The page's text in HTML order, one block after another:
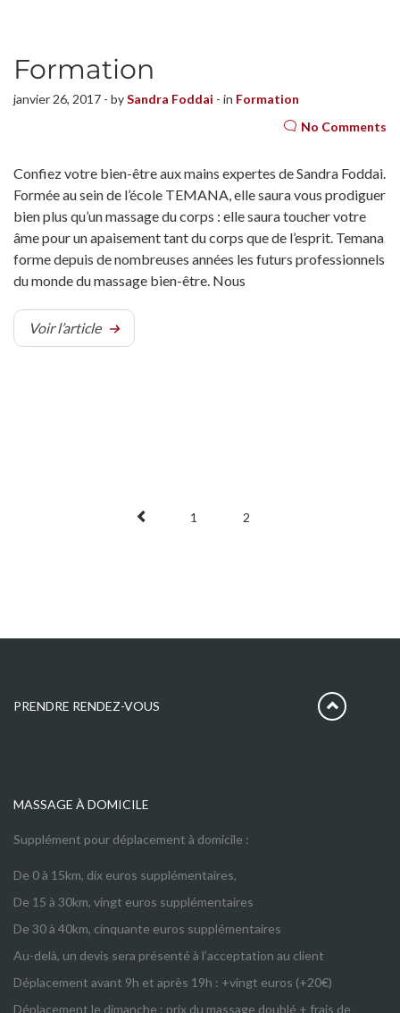
Formation
janvier 26, 2017 - bySandra Foddai - in Formation
No Comments
Confiez votre bien-être aux mains expertes de Sandra Foddai.
Formée au sein de l’école TEMANA, elle saura vous prodiguer
bien plus qu’un massage du corps : elle saura toucher votre
âme pour un apaisement tant du corps que de l’esprit. Temana
forme depuis de nombreuses années les futurs professionnels
du monde du massage bien-être. Nous
Voir l’article
1 2
PRENDRE RENDEZ-VOUS
MASSAGE À DOMICILE
Supplément pour déplacement à domicile :
De 0 à 15km, dix euros supplémentaires,
De 15 à 30km, vingt euros supplémentaires
De 30 à 40km, cinquante euros supplémentaires
Au-delà, un devis sera présenté à l’acceptation au client
Déplacement avant 9h et après 19h : +vingt euros (+20€)
Déplacement le dimanche : prix du massage doublé + frais de